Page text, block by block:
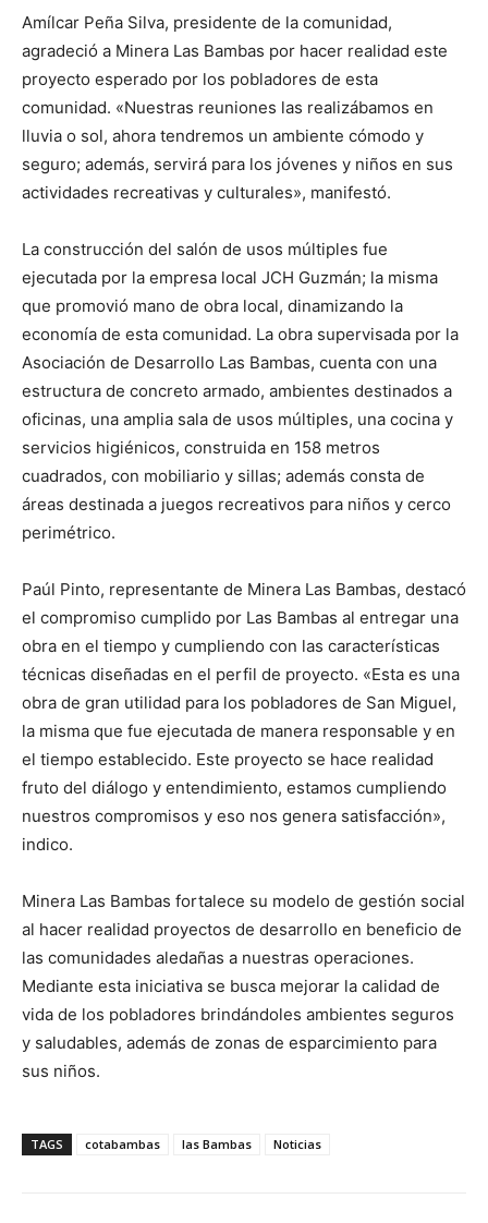
Amílcar Peña Silva, presidente de la comunidad,
agradeció a Minera Las Bambas por hacer realidad este
proyecto esperado por los pobladores de esta
comunidad. «Nuestras reuniones las realizábamos en
lluvia o sol, ahora tendremos un ambiente cómodo y
seguro; además, servirá para los jóvenes y niños en sus
actividades recreativas y culturales», manifestó.
La construcción del salón de usos múltiples fue
ejecutada por la empresa local JCH Guzmán; la misma
que promovió mano de obra local, dinamizando la
economía de esta comunidad. La obra supervisada por la
Asociación de Desarrollo Las Bambas, cuenta con una
estructura de concreto armado, ambientes destinados a
oficinas, una amplia sala de usos múltiples, una cocina y
servicios higiénicos, construida en 158 metros
cuadrados, con mobiliario y sillas; además consta de
áreas destinada a juegos recreativos para niños y cerco
perimétrico.
Paúl Pinto, representante de Minera Las Bambas, destacó
el compromiso cumplido por Las Bambas al entregar una
obra en el tiempo y cumpliendo con las características
técnicas diseñadas en el perfil de proyecto. «Esta es una
obra de gran utilidad para los pobladores de San Miguel,
la misma que fue ejecutada de manera responsable y en
el tiempo establecido. Este proyecto se hace realidad
fruto del diálogo y entendimiento, estamos cumpliendo
nuestros compromisos y eso nos genera satisfacción»,
indico.
Minera Las Bambas fortalece su modelo de gestión social
al hacer realidad proyectos de desarrollo en beneficio de
las comunidades aledañas a nuestras operaciones.
Mediante esta iniciativa se busca mejorar la calidad de
vida de los pobladores brindándoles ambientes seguros
y saludables, además de zonas de esparcimiento para
sus niños.
TAGS cotabambas las Bambas Noticias